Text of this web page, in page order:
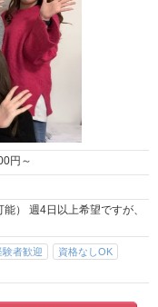
円～
） 週4日以上希望ですが、
験者歓迎
資格なしOK